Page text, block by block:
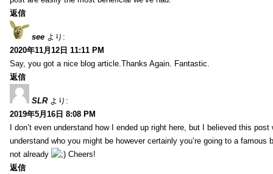
返信
see より:
2020年11月12日 11:11 PM
Say, you got a nice blog article.Thanks Again. Fantastic.
返信
SLR より:
2019年5月16日 8:08 PM
I don’t even understand how I ended up right here, but I believed this post
understand who you might be however certainly you’re going to a famous
not already
Cheers!
返信